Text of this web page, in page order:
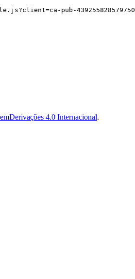
pub-
4.0 Internacional.